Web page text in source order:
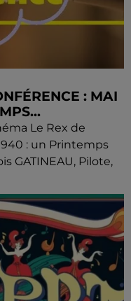
: MAI
Le Rex de
: un Printemps
GATINEAU, Pilote,